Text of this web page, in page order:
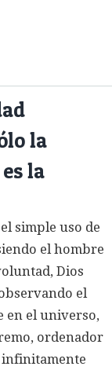
la
la
simple uso de
el hombre
Dios
el
en el universo,
ordenador
infinitamente